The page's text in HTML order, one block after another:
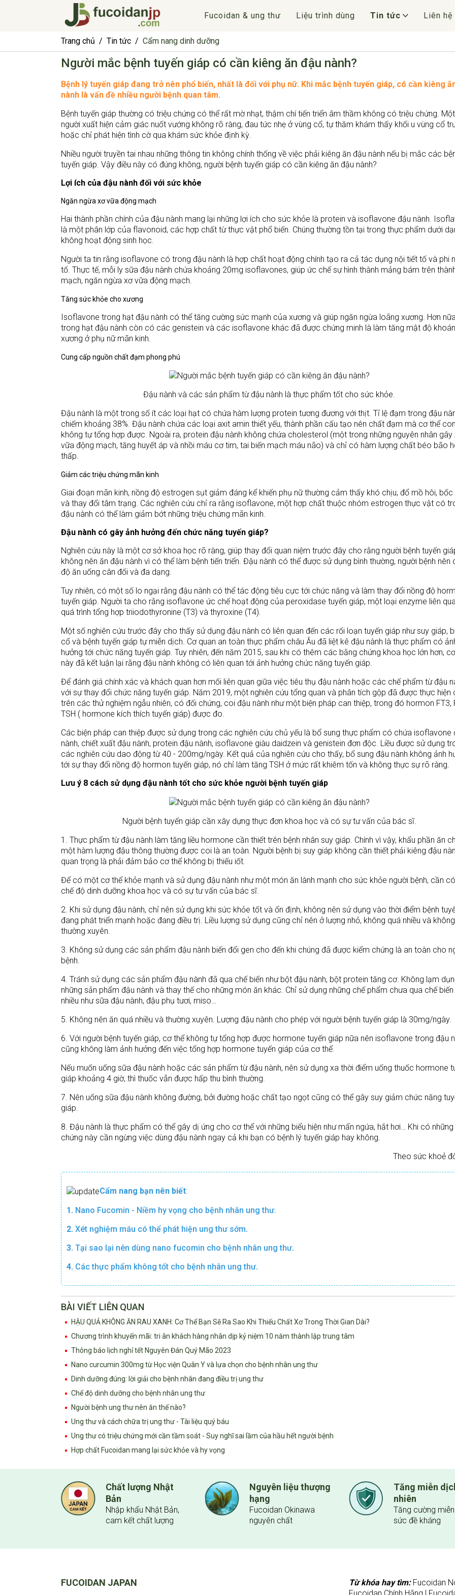
Fucoidan & ung thư Liệu trình dùng Tin tức Liên hệ
Trang chủ Tin tức Cẩm nang dinh dưỡng
Người mắc bệnh tuyến giáp có cần kiêng ăn đậu nành?
Bệnh lý tuyến giáp đang trở nên phổ biến, nhất là đối với phụ nữ. Khi mắc bệnh tuyến giáp, có cần kiêng
nành là vấn đề nhiều người bệnh quan tâm.
Bệnh tuyến giáp thường có triệu chứng có thể rất mờ nhạt, thậm chí tiến triển âm thầm không có triệu chứng.
người xuất hiện cảm giác nuốt vướng không rõ ràng, đau tức nhẹ ở vùng cổ, tự thăm khám thấy khối u vùng cổ
hoặc chỉ phát hiện tình cờ qua khám sức khỏe định kỳ.
Nhiều người truyền tai nhau những thông tin không chính thống về việc phải kiêng ăn đậu nành nếu bị mắc các
tuyến giáp. Vậy điều này có đúng không, người bệnh tuyến giáp có cần kiêng ăn đậu nành?
Lợi ích của đậu nành đối với sức khỏe
Ngăn ngừa xơ vữa động mạch
Hai thành phần chính của đậu nành mang lại những lợi ích cho sức khỏe là protein và isoflavone đậu nành.
là một phân lớp của flavonoid, các hợp chất từ thực vật phổ biến. Chúng thường tồn tại trong thực phẩm dưới
không hoạt động sinh học.
Người ta tin rằng isoflavone có trong đậu nành là hợp chất hoạt động chính tạo ra cả tác dụng nội tiết tố và phi
tố. Thực tế, mỗi ly sữa đậu nành chứa khoảng 20mg isoflavones, giúp ức chế sự hình thành mảng bám trên
mạch, ngăn ngừa xơ vữa động mạch.
Tăng sức khỏe cho xương
Isoflavone trong hạt đậu nành có thể tăng cường sức mạnh của xương và giúp ngăn ngừa loãng xương. Hơn
trong hạt đậu nành còn có các genistein và các isoflavone khác đã được chứng minh là làm tăng mật độ
xương ở phụ nữ mãn kinh.
Cung cấp nguồn chất đạm phong phú
Đậu nành và các sản phẩm từ đậu nành là thực phẩm tốt cho sức khỏe.
Đậu nành là một trong số ít các loại hạt có chứa hàm lượng protein tương đương với thịt. Tỉ lệ đạm trong đậu
chiếm khoảng 38%. Đậu nành chứa các loại axit amin thiết yếu, thành phần cấu tạo nên chất đạm mà cơ thể
không tự tổng hợp được. Ngoài ra, protein đậu nành không chứa cholesterol (một trong những nguyên nhân gây
vữa động mạch, tăng huyết áp và nhồi máu cơ tim, tai biến mạch máu não) và chỉ có hàm lượng chất béo bão
thấp.
Giảm các triệu chứng mãn kinh
Giai đoạn mãn kinh, nồng độ estrogen sụt giảm đáng kể khiến phụ nữ thường cảm thấy khó chịu, đổ mồ hôi, bốc
và thay đổi tâm trạng. Các nghiên cứu chỉ ra rằng isoflavone, một hợp chất thuộc nhóm estrogen thực vật có
đậu nành có thể làm giảm bớt những triệu chứng mãn kinh.
Đậu nành có gây ảnh hưởng đến chức năng tuyến giáp?
Nghiên cứu này là một cơ sở khoa học rõ ràng, giúp thay đổi quan niệm trước đây cho rằng người bệnh tuyến
không nên ăn đậu nành vì có thể làm bệnh tiến triển. Đậu nành có thể được sử dụng bình thường, người bệnh nên
độ ăn uống cân đối và đa dạng.
Tuy nhiên, có một số lo ngại rằng đậu nành có thể tác động tiêu cực tới chức năng và làm thay đổi nồng độ
tuyến giáp. Người ta cho rằng isoflavone ức chế hoạt động của peroxidase tuyến giáp, một loại enzyme liên
quá trình tổng hợp triiodothyronine (T3) và thyroxine (T4).
Một số nghiên cứu trước đây cho thấy sử dụng đậu nành có liên quan đến các rối loạn tuyến giáp như suy giáp,
cổ và bệnh tuyến giáp tự miễn dịch. Cơ quan an toàn thực phẩm châu Âu đã liệt kê đậu nành là thực phẩm có
hưởng tới chức năng tuyến giáp. Tuy nhiên, đến năm 2015, sau khi có thêm các bằng chứng khoa học lớn hơn,
này đã kết luận lại rằng đậu nành không có liên quan tới ảnh hưởng chức năng tuyến giáp.
Để đánh giá chính xác và khách quan hơn mối liên quan giữa việc tiêu thụ đậu nành hoặc các chế phẩm từ đậu
với sự thay đổi chức năng tuyến giáp. Năm 2019, một nghiên cứu tổng quan và phân tích gộp đã được thực hiện
trên các thử nghiệm ngẫu nhiên, có đối chứng, coi đậu nành như một biện pháp can thiệp, trong đó hormon FT3,
TSH ( hormone kích thích tuyến giáp) được đo.
Các biện pháp can thiệp được sử dụng trong các nghiên cứu chủ yếu là bổ sung thực phẩm có chứa isoflavone
nành, chiết xuất đậu nành, protein đậu nành, isoflavone giàu daidzein và genistein đơn độc. Liều được sử dụng
các nghiên cứu dao động từ 40 - 200mg/ngày. Kết quả của nghiên cứu cho thấy, bổ sung đậu nành không ảnh
tới sự thay đổi nồng độ hormon tuyến giáp, nó chỉ làm tăng TSH ở mức rất khiêm tốn và không thực sự rõ ràng.
Lưu ý 8 cách sử dụng đậu nành tốt cho sức khỏe người bệnh tuyến giáp
Người bệnh tuyến giáp cần xây dựng thực đơn khoa học và có sự tư vấn của bác sĩ.
1. Thực phẩm từ đậu nành làm tăng liều hormone cần thiết trên bệnh nhân suy giáp. Chính vì vậy, khẩu phần ăn
một hàm lượng đậu thông thường được coi là an toàn. Người bệnh bị suy giáp không cần thiết phải kiêng đậu
quan trọng là phải đảm bảo cơ thể không bị thiếu iốt.
Để có một cơ thể khỏe mạnh và sử dụng đậu nành như một món ăn lành mạnh cho sức khỏe người bệnh, cần
chế độ dinh dưỡng khoa học và có sự tư vấn của bác sĩ.
2. Khi sử dụng đậu nành, chỉ nên sử dụng khi sức khỏe tốt và ổn định, không nên sử dụng vào thời điểm bệnh
đang phát triển mạnh hoặc đang điều trị. Liều lượng sử dụng cũng chỉ nên ở lượng nhỏ, không quá nhiều và
thường xuyên.
3. Không sử dụng các sản phẩm đậu nành biến đổi gen cho đến khi chúng đã được kiểm chứng là an toàn cho
bệnh.
4. Tránh sử dụng các sản phẩm đậu nành đã qua chế biến như bột đậu nành, bột protein tăng cơ. Không lạm
những sản phẩm đậu nành và thay thế cho những món ăn khác. Chỉ sử dụng những chế phẩm chưa qua chế biến
nhiều như sữa đậu nành, đậu phụ tươi, miso…
5. Không nên ăn quá nhiều và thường xuyên. Lượng đậu nành cho phép với người bệnh tuyến giáp là 30mg/ngày.
6. Với người bệnh tuyến giáp, cơ thể không tự tổng hợp được hormone tuyến giáp nữa nên isoflavone trong đậu
cũng không làm ảnh hưởng đến việc tổng hợp hormone tuyến giáp của cơ thể.
Nếu muốn uống sữa đậu nành hoặc các sản phẩm từ đậu nành, nên sử dụng xa thời điểm uống thuốc hormone
giáp khoảng 4 giờ, thì thuốc vẫn được hấp thu bình thường.
7. Nên uống sữa đậu nành không đường, bởi đường hoặc chất tạo ngọt cũng có thể gây suy giảm chức năng
giáp.
8. Đậu nành là thực phẩm có thể gây dị ứng cho cơ thể với những biểu hiện như mẩn ngứa, hắt hơi… Khi có những
chứng này cần ngừng việc dùng đậu nành ngay cả khi bạn có bệnh lý tuyến giáp hay không.
Theo sức khoẻ
Cẩm nang bạn nên biết:
1. Nano Fucomin - Niềm hy vọng cho bệnh nhân ung thư.
2. Xét nghiệm máu có thể phát hiện ung thư sớm.
3. Tại sao lại nên dùng nano fucomin cho bệnh nhân ung thư.
4. Các thực phẩm không tốt cho bệnh nhân ung thư.
BÀI VIẾT LIÊN QUAN
HẬU QUẢ KHÔNG ĂN RAU XANH: Cơ Thể Bạn Sẽ Ra Sao Khi Thiếu Chất Xơ Trong Thời Gian Dài?
Chương trình khuyến mãi: tri ân khách hàng nhân dịp kỷ niệm 10 năm thành lập trung tâm
Thông báo lịch nghỉ tết Nguyên Đán Quý Mão 2023
Nano curcumin 300mg từ Học viện Quân Y và lựa chọn cho bệnh nhân ung thư
Dinh dưỡng đúng: lời giải cho bệnh nhân đang điều trị ung thư
Chế độ dinh dưỡng cho bệnh nhân ung thư
Người bệnh ung thư nên ăn thế nào?
Ung thư và cách chữa trị ung thư - Tài liệu quý báu
Ung thư có triệu chứng mới cần tầm soát - Suy nghĩ sai lầm của hầu hết người bệnh
Hợp chất Fucoidan mang lại sức khỏe và hy vọng
Chất lượng Nhật
Bản
Nhập khẩu Nhật Bản,
cam kết chất lượng
Nguyên liệu thượng
hạng
Fucoidan Okinawa
nguyên chất
Tăng miễn
nhiên
Tăng cường
sức đề kháng
FUCOIDAN JAPAN Từ khóa hay tìm:Fucoidan